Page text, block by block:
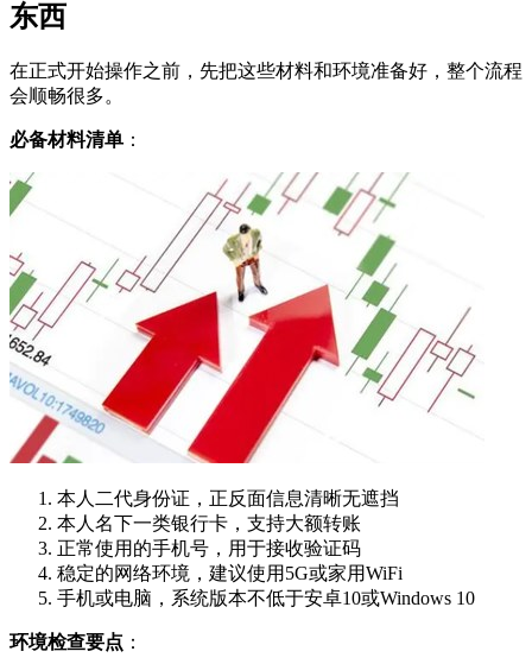
东西
在正式开始操作之前，先把这些材料和环境准备好，整个流程
会顺畅很多。
必备材料清单 ‌：
本人二代身份证，正反面信息清晰无遮挡
本人名下一类银行卡，支持大额转账
正常使用的手机号，用于接收验证码
稳定的网络环境，建议使用5G或家用WiFi
手机或电脑，系统版本不低于安卓10或Windows 10
环境检查要点 ‌：